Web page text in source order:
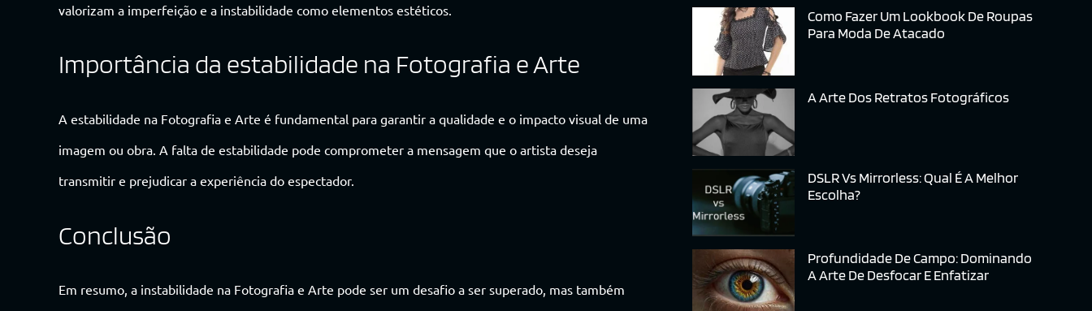
valorizam a imperfeição e a instabilidade como elementos estéticos.
Importância da estabilidade na Fotografia e Arte
A estabilidade na Fotografia e Arte é fundamental para garantir a qualidade e o impacto visual de uma
imagem ou obra. A falta de estabilidade pode comprometer a mensagem que o artista deseja
transmitir e prejudicar a experiência do espectador.
Conclusão
Em resumo, a instabilidade na Fotografia e Arte pode ser um desafio a ser superado, mas também
Como Fazer Um Lookbook De Roupas
Para Moda De Atacado
A Arte Dos Retratos Fotográficos
DSLR Vs Mirrorless: Qual É A Melhor
Escolha?
Profundidade De Campo: Dominando
A Arte De Desfocar E Enfatizar